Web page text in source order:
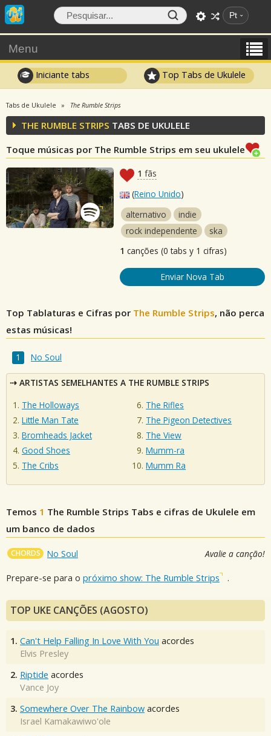
Pt
Menu
Iniciante tabs Top Tabs de Ukulele
Tabs de Ukulele The Rumble Strips
THE RUMBLE STRIPS TABS DE UKULELE
Toque músicas por The Rumble Strips em seu ukulele
1 fãs
(Reino Unido)
alternativo
indie
rock independente
ska
1 canções (0 tabs y 1 cifras)
Enviar Nova Tab
Top Tablaturas e Cifras por The Rumble Strips, não perca
estas músicas!
No Soul
ARTISTAS SEMELHANTES A THE RUMBLE STRIPS
The Holloways
Little Man Tate
Bromheads Jacket
Good Shoes
The Cribs
The Rifles
The Pigeon Detectives
The View
Mumm-ra
Mumm Ra
Temos 1 The Rumble Strips Tabs e cifras de Ukulele em
um banco de dados
CHORDS No Soul Avalie a canção!
Prepare-se para o próximo show: The Rumble Strips .
TOP UKE CANÇÕES (AGOSTO)
1. Can't Help Falling In Love With You acordes
Elvis Presley
2. Riptide acordes
Vance Joy
3. Somewhere Over The Rainbow acordes
Israel Kamakawiwo'ole